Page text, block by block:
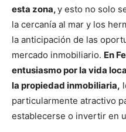
esta zona,y esto no solo
la cercanía al mar y los
la anticipación de las
mercado inmobiliario. En
entusiasmo por la vida
la propiedad inmobiliaria,
particularmente atractivo
establecerse o invertir en